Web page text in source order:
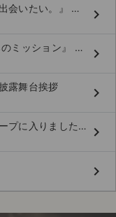
映画『あの星が降る丘で、君とまた出会いたい。』 公開記念舞台挨拶 keyboard_arrow_right
映画『仮面ライダーゼッツ さよならのミッション』 映画大ヒット記念！ 「仮面ライダーゼッツ」＆「仮面ライダーマイス」 バトンタッチイベント keyboard_arrow_right
露舞台挨拶 keyboard_arrow_right
ドラマ『修学旅行で仲良くないグループに入りました』〜夏休み同窓会〜 keyboard_arrow_right
keyboard_arrow_right